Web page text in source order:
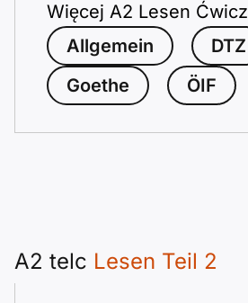
Więcej A2 Lesen
Allgemein
DTZ
Goethe
ÖIF
A2 telc Lesen Teil 2